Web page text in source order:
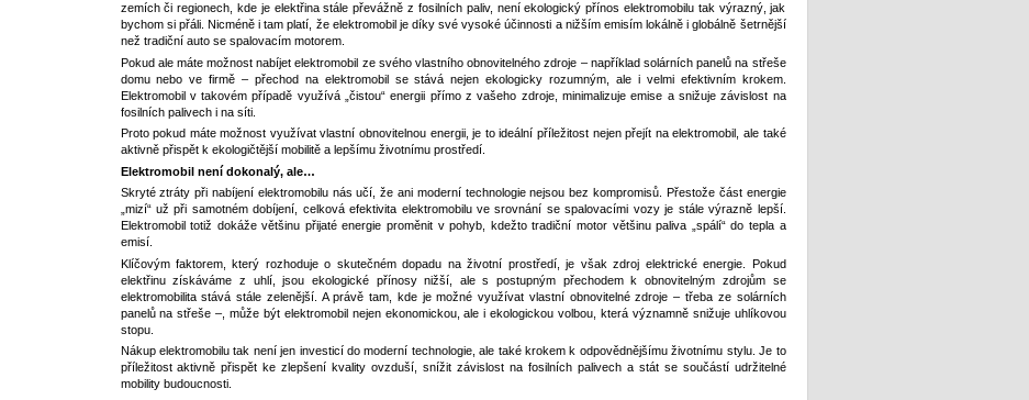
zemích či regionech, kde je elektřina stále převážně z fosilních paliv, není ekologický přínos elektromobilu tak výrazný, jak
bychom si přáli. Nicméně i tam platí, že elektromobil je díky své vysoké účinnosti a nižším emisím lokálně i globálně šetrnější
než tradiční auto se spalovacím motorem.
Pokud ale máte možnost nabíjet elektromobil ze svého vlastního obnovitelného zdroje – například solárních panelů na střeše
domu nebo ve firmě – přechod na elektromobil se stává nejen ekologicky rozumným, ale i velmi efektivním krokem.
Elektromobil v takovém případě využívá „čistou“ energii přímo z vašeho zdroje, minimalizuje emise a snižuje závislost na
fosilních palivech i na síti.
Proto pokud máte možnost využívat vlastní obnovitelnou energii, je to ideální příležitost nejen přejít na elektromobil, ale také
aktivně přispět k ekologičtější mobilitě a lepšímu životnímu prostředí.
Elektromobil není dokonalý, ale…
Skryté ztráty při nabíjení elektromobilu nás učí, že ani moderní technologie nejsou bez kompromisů. Přestože část energie
„mizí“ už při samotném dobíjení, celková efektivita elektromobilu ve srovnání se spalovacími vozy je stále výrazně lepší.
Elektromobil totiž dokáže většinu přijaté energie proměnit v pohyb, kdežto tradiční motor většinu paliva „spálí“ do tepla a
emisí.
Klíčovým faktorem, který rozhoduje o skutečném dopadu na životní prostředí, je však zdroj elektrické energie. Pokud
elektřinu získáváme z uhlí, jsou ekologické přínosy nižší, ale s postupným přechodem k obnovitelným zdrojům se
elektromobilita stává stále zelenější. A právě tam, kde je možné využívat vlastní obnovitelné zdroje – třeba ze solárních
panelů na střeše –, může být elektromobil nejen ekonomickou, ale i ekologickou volbou, která významně snižuje uhlíkovou
stopu.
Nákup elektromobilu tak není jen investicí do moderní technologie, ale také krokem k odpovědnějšímu životnímu stylu. Je to
příležitost aktivně přispět ke zlepšení kvality ovzduší, snížit závislost na fosilních palivech a stát se součástí udržitelné
mobility budoucnosti.